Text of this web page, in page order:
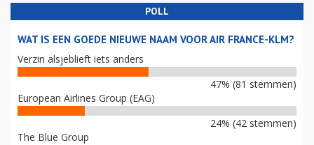
POLL
WAT IS EEN GOEDE NIEUWE NAAM VOOR AIR FRANCE-KLM?
Verzin alsjeblieft iets anders
47% (81 stemmen)
European Airlines Group (EAG)
24% (42 stemmen)
The Blue Group